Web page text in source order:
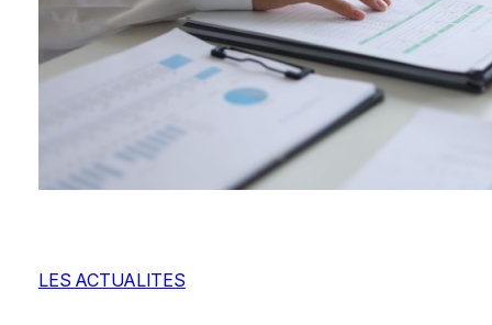
LES ACTUALITES